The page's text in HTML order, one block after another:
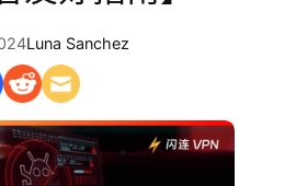
Luna Sanchez